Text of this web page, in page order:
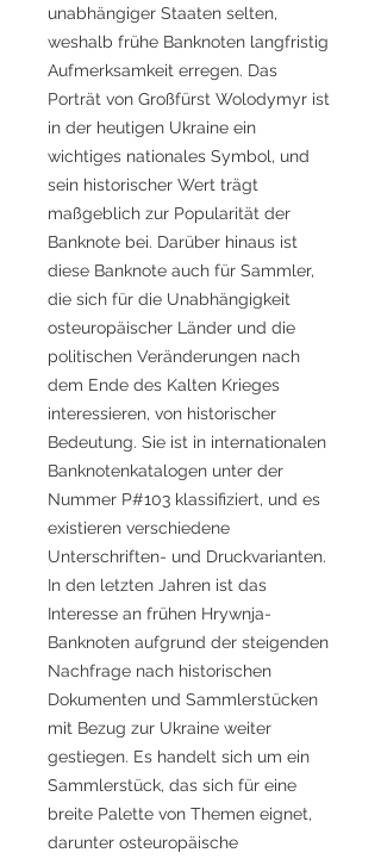
unabhängiger Staaten selten,
weshalb frühe Banknoten langfristig
Aufmerksamkeit erregen. Das
Porträt von Großfürst Wolodymyr ist
in der heutigen Ukraine ein
wichtiges nationales Symbol, und
sein historischer Wert trägt
maßgeblich zur Popularität der
Banknote bei. Darüber hinaus ist
diese Banknote auch für Sammler,
die sich für die Unabhängigkeit
osteuropäischer Länder und die
politischen Veränderungen nach
dem Ende des Kalten Krieges
interessieren, von historischer
Bedeutung. Sie ist in internationalen
Banknotenkatalogen unter der
Nummer P#103 klassifiziert, und es
existieren verschiedene
Unterschriften- und Druckvarianten.
In den letzten Jahren ist das
Interesse an frühen Hrywnja-
Banknoten aufgrund der steigenden
Nachfrage nach historischen
Dokumenten und Sammlerstücken
mit Bezug zur Ukraine weiter
gestiegen. Es handelt sich um ein
Sammlerstück, das sich für eine
breite Palette von Themen eignet,
darunter osteuropäische